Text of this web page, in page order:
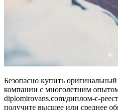
Безопасно купить
компании с многолетним
diplomirovans.com/диплом-с-
получите высшее или среднее